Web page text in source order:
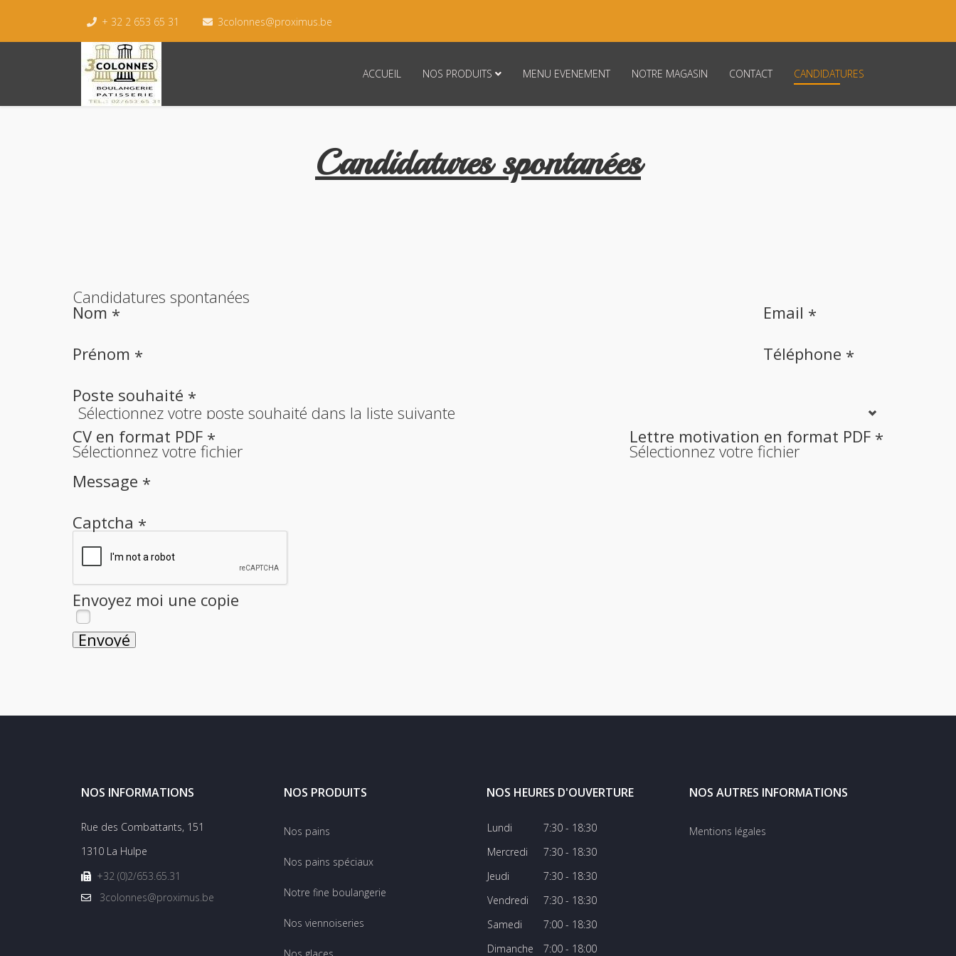
+ 32 2 653 65 31 3colonnes@proximus.be
ACCUEIL NOS PRODUITS MENU EVENEMENT NOTRE MAGASIN CONTACT CANDIDATURES
Candidatures spontanées
Candidatures spontanées
Nom *
Prénom *
Email *
Téléphone *
Poste souhaité *
Sélectionnez votre poste souhaité dans la liste suivante
CV en format PDF *
Sélectionnez votre fichier
Lettre motivation en format PDF *
Sélectionnez votre fichier
Message *
Captcha *
Envoyez moi une copie
NOS INFORMATIONS
Rue des Combattants, 151
1310 La Hulpe
+32 (0)2/653.65.31
3colonnes@proximus.be
NOS PRODUITS
Nos pains
Nos pains spéciaux
Notre fine boulangerie
Nos viennoiseries
NOS HEURES D'OUVERTURE
Lundi
Mercredi
Jeudi
Vendredi
Samedi
Dimanche
7:30 - 18:30
7:30 - 18:30
7:30 - 18:30
7:30 - 18:30
7:00 - 18:30
7:00 - 18:00
NOS AUTRES INFORMATIONS
Mentions légales